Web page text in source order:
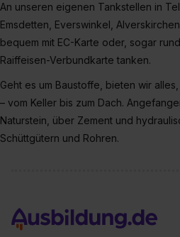
An unseren eigenen Tankstellen in
Emsdetten, Everswinkel,
bequem mit EC-Karte oder, sogar
Raiffeisen-Verbundkarte tanken.
Geht es um Baustoffe, bieten wir
– vom Keller bis zum Dach.
Naturstein, über Zement und
Schüttgütern und Rohren.